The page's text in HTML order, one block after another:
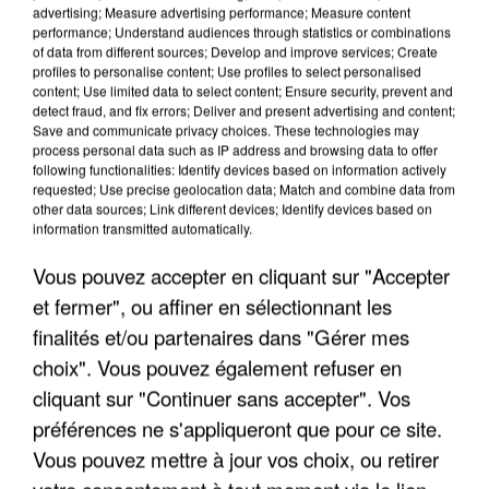
UN SECOND CADRE DE LA DZ MAFIA
INTERPELLÉ EN ALGÉRIE
advertising; Measure advertising performance; Measure content
performance; Understand audiences through statistics or combinations
of data from different sources; Develop and improve services; Create
profiles to personalise content; Use profiles to select personalised
content; Use limited data to select content; Ensure security, prevent and
detect fraud, and fix errors; Deliver and present advertising and content;
Save and communicate privacy choices. These technologies may
process personal data such as IP address and browsing data to offer
following functionalities: Identify devices based on information actively
requested; Use precise geolocation data; Match and combine data from
other data sources; Link different devices; Identify devices based on
information transmitted automatically.
Vous pouvez accepter en cliquant sur "Accepter
et fermer", ou affiner en sélectionnant les
finalités et/ou partenaires dans "Gérer mes
choix". Vous pouvez également refuser en
cliquant sur "Continuer sans accepter". Vos
préférences ne s'appliqueront que pour ce site.
Vous pouvez mettre à jour vos choix, ou retirer